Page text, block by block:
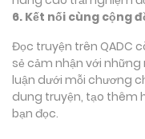
6. Kết nối cùng cộng
Đọc truyện trên QADC
sẻ cảm nhận với
luận dưới mỗi chương
dung truyện, tạo thêm
bạn đọc.